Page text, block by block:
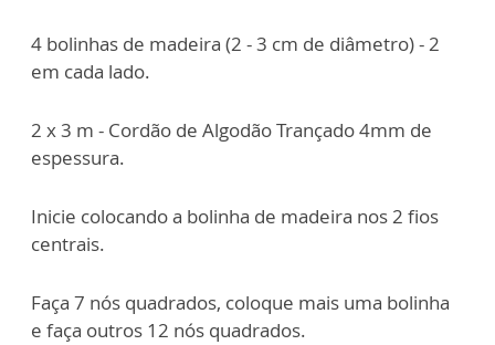
4 bolinhas de madeira (2 - 3 cm de diâmetro) - 2
em cada lado.
2 x 3 m - Cordão de Algodão Trançado 4mm de
espessura.
Inicie colocando a bolinha de madeira nos 2 fios
centrais.
Faça 7 nós quadrados, coloque mais uma bolinha
e faça outros 12 nós quadrados.